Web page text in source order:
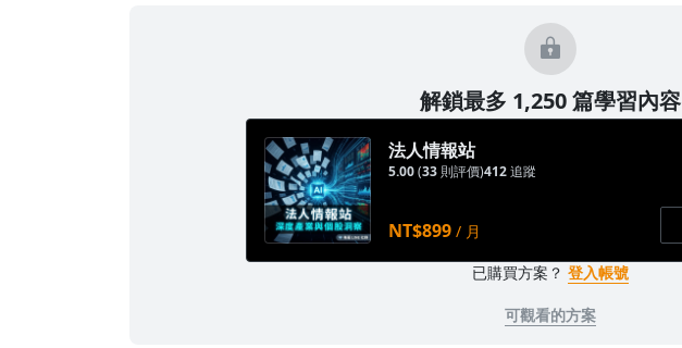
解鎖最多 1,250 篇學習內容
法人情報站
5.00(33 則評價)412追蹤
NT$899 / 月
已購買方案？ 登入帳號
可觀看的方案